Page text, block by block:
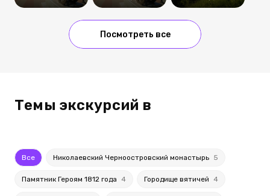
Посмотреть все
Темы экскурсий в
Все Николаевский Черноостровский монастырь 5
Памятник Героям 1812 года 4 Городище вятичей 4